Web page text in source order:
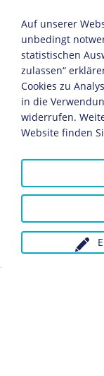
Wilhelm
Fotografin: Tita
um 1940
28,2 x 21,4 cm
© Tita Binz/DHM
Dieses Objekt ist
Biografie Wilhelm
Anfragen wegen
Auf unserer
unbedingt
statistischen
zulassen“
Cookies zu
in die
widerrufen.
Website finden